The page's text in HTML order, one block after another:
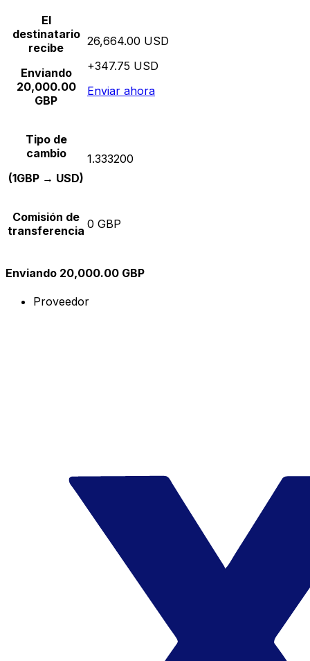
El
destinatario
recibe
Enviando
20,000.00
GBP
26,664.00 USD
+347.75 USD
Enviar ahora
Tipo de
cambio
(1GBP → USD)
1.333200
Comisión de
transferencia 0 GBP
Enviando 20,000.00 GBP
Proveedor